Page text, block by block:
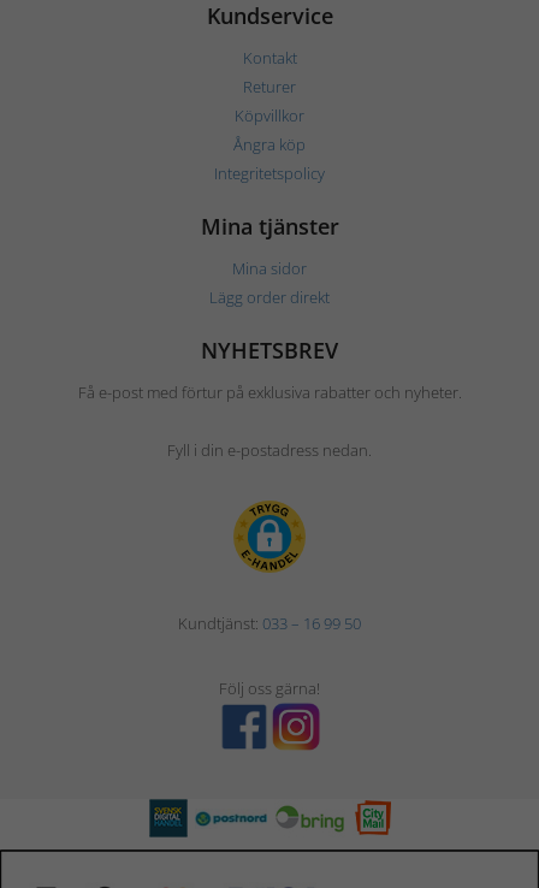
Kundservice
Kontakt
Returer
Köpvillkor
Ångra köp
Integritetspolicy
Mina tjänster
Mina sidor
Lägg order direkt
NYHETSBREV
Få e-post med förtur på exklusiva rabatter och nyheter.
Fyll i din e-postadress nedan.
Kundtjänst: 033 – 16 99 50
Följ oss gärna!